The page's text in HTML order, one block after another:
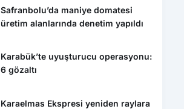
Safranbolu’da maniye domatesi
üretim alanlarında denetim yapıldı
Karabük’te uyuşturucu operasyonu:
6 gözaltı
Karaelmas Ekspresi yeniden raylara